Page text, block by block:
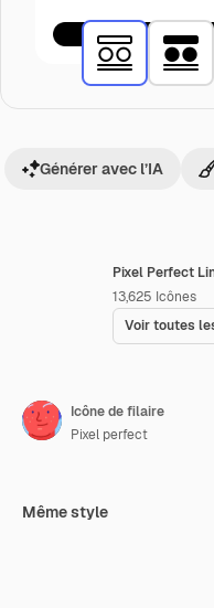
Pixel Perfect
13,625 Icônes
Voir toutes
Générer avec l’IA
Icône de filaire
Pixel perfect
Même style